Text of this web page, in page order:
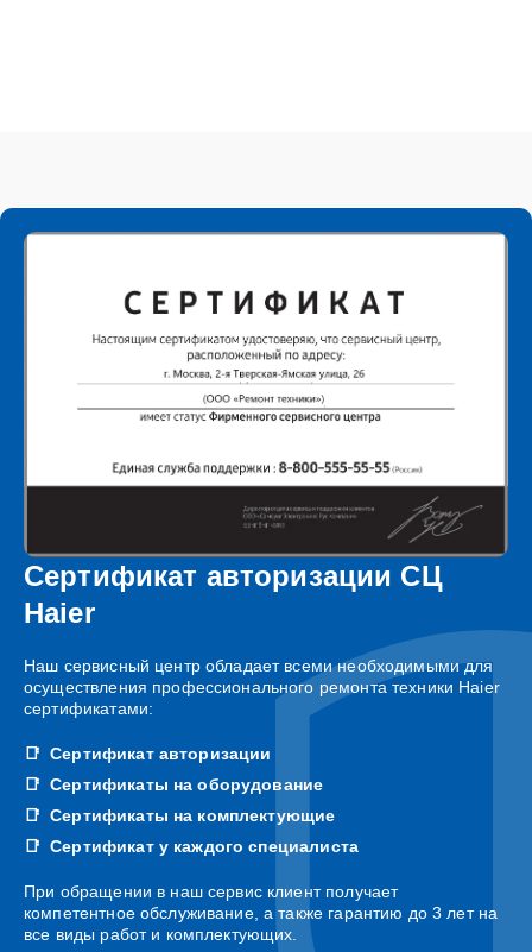
Сертификат авторизации СЦ
Haier
Наш сервисный центр обладает всеми необходимыми для
осуществления профессионального ремонта техники Haier
сертификатами:
Сертификат авторизации
Сертификаты на оборудование
Сертификаты на комплектующие
Сертификат у каждого специалиста
При обращении в наш сервис клиент получает
компетентное обслуживание, а также гарантию до 3 лет на
все виды работ и комплектующих.